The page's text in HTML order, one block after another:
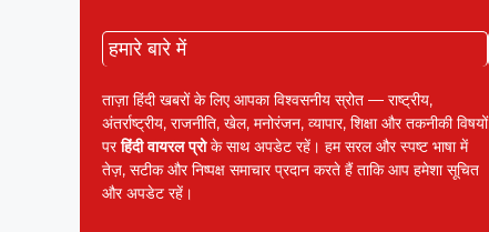
हमारे बारे में
ताज़ा हिंदी खबरों के लिए आपका विश्वसनीय स्रोत — राष्ट्रीय,
अंतर्राष्ट्रीय, राजनीति, खेल, मनोरंजन, व्यापार, शिक्षा और तकनीकी विषयों
परहिंदी वायरल प्रोके साथ अपडेट रहें। हम सरल और स्पष्ट भाषा में
तेज़, सटीक और निष्पक्ष समाचार प्रदान करते हैं ताकि आप हमेशा सूचित
और अपडेट रहें।